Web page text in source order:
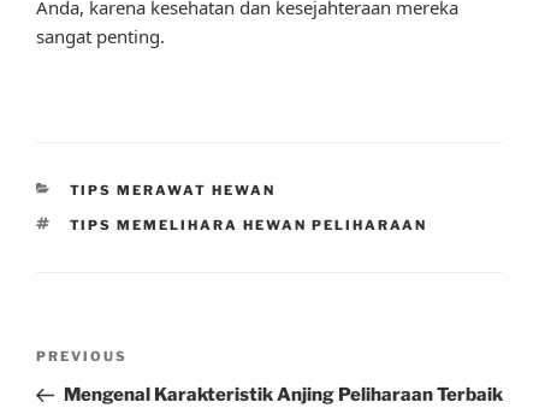
Anda, karena kesehatan dan kesejahteraan mereka
sangat penting.
CATEGORIES
TIPS MERAWAT HEWAN
TAGS
TIPS MEMELIHARA HEWAN PELIHARAAN
Previous
Post
PREVIOUS
Mengenal Karakteristik Anjing Peliharaan Terbaik